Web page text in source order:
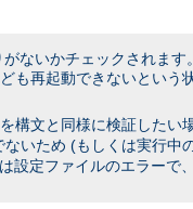
ないかチェックされま
も再起動できないという
構文と同様に検証したい
いため (もしくは実行中
設定ファイルのエラーで